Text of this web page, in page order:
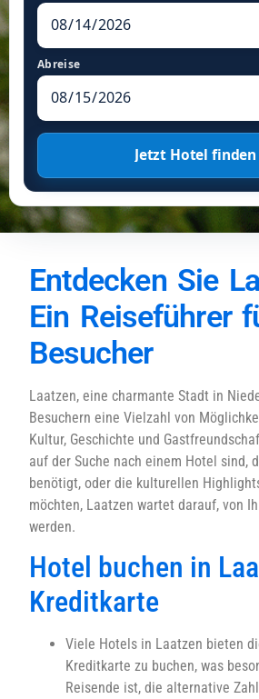
Abreise
Jetzt Hotel finden
Entdecken Sie
Ein Reiseführer
Besucher
Laatzen, eine charmante Stadt in
Besuchern eine Vielzahl von
Kultur, Geschichte und
auf der Suche nach einem Hotel sind,
benötigt, oder die kulturellen
möchten, Laatzen wartet darauf, von
werden.
Hotel buchen in
Kreditkarte
Viele Hotels in Laatzen bieten
Kreditkarte zu buchen, was
Reisende ist, die alternative